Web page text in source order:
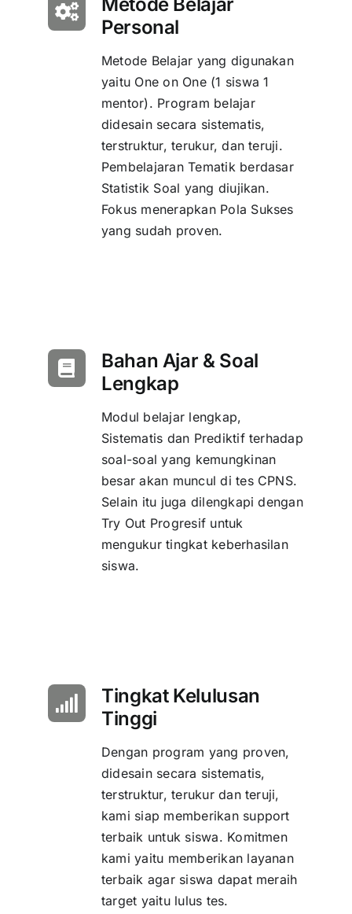
Personal
Metode Belajar yang digunakan
yaitu One on One (1 siswa 1
mentor). Program belajar
didesain secara sistematis,
terstruktur, terukur, dan teruji.
Pembelajaran Tematik berdasar
Statistik Soal yang diujikan.
Fokus menerapkan Pola Sukses
yang sudah proven.
Bahan Ajar & Soal
Lengkap
Modul belajar lengkap,
Sistematis dan Prediktif terhadap
soal-soal yang kemungkinan
besar akan muncul di tes CPNS.
Selain itu juga dilengkapi dengan
Try Out Progresif untuk
mengukur tingkat keberhasilan
siswa.
Tingkat Kelulusan
Tinggi
Dengan program yang proven,
didesain secara sistematis,
terstruktur, terukur dan teruji,
kami siap memberikan support
terbaik untuk siswa. Komitmen
kami yaitu memberikan layanan
terbaik agar siswa dapat meraih
target yaitu lulus tes.